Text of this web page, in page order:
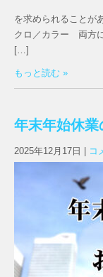
を求められること
クロ／カラー 両方
[…]
もっと読む »
年末年始休業
2025年12月17日 コ